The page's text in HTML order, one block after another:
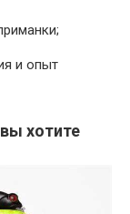
и опыт
хотите